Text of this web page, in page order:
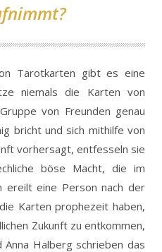
Tarotkarten gibt es eine
niemals die Karten von
von Freunden genau
bricht und sich mithilfe von
vorhersagt, entfesseln sie
böse Macht, die im
ereilt eine Person nach der
Karten prophezeit haben,
Zukunft zu entkommen,
Anna Halberg schrieben das